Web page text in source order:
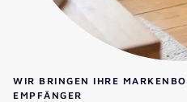
WIR BRINGEN IHRE
EMPFÄNGER